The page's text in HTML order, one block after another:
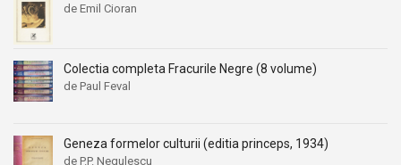
Alexandre Koyre
Alexandru Balaci
Alexandru Busuioceanu
Alexandru Elian
Alexandre Koyre
Alexandru Balaci
Alexandru Busuioceanu
Alexandru Elian
de Emil Cioran
Colectia completa Fracurile Negre (8 volume)
de Paul Feval
Geneza formelor culturii (editia princeps, 1934)
de P.P. Negulescu